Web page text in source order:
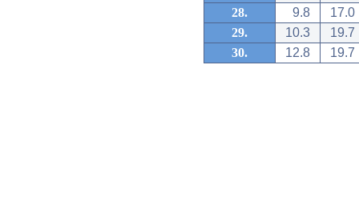
28.
9.8
17.0
29.
10.3
19.7
30.
12.8 19.7